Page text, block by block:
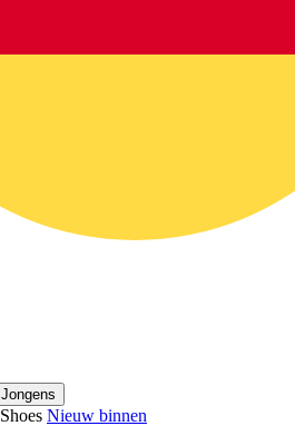
Jongens
Nieuw binnen